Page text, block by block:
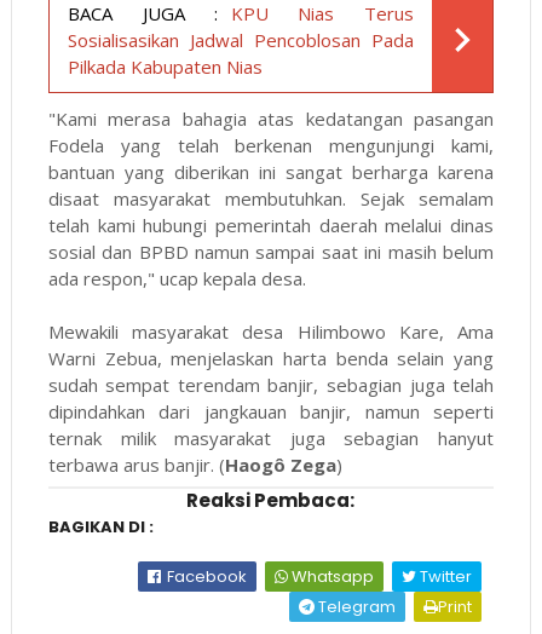
BACA JUGA :
KPU Nias Terus
Sosialisasikan Jadwal Pencoblosan Pada
Pilkada Kabupaten Nias
"Kami merasa bahagia atas kedatangan pasangan
Fodela yang telah berkenan mengunjungi kami,
bantuan yang diberikan ini sangat berharga karena
disaat masyarakat membutuhkan. Sejak semalam
telah kami hubungi pemerintah daerah melalui dinas
sosial dan BPBD namun sampai saat ini masih belum
ada respon," ucap kepala desa.
Mewakili masyarakat desa Hilimbowo Kare, Ama
Warni Zebua, menjelaskan harta benda selain yang
sudah sempat terendam banjir, sebagian juga telah
dipindahkan dari jangkauan banjir, namun seperti
ternak milik masyarakat juga sebagian hanyut
terbawa arus banjir. (Haogô Zega)
Reaksi Pembaca:
BAGIKAN DI :
Facebook Whatsapp
Twitter
Telegram
Print